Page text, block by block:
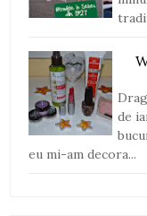
de
eu mi-am decora...